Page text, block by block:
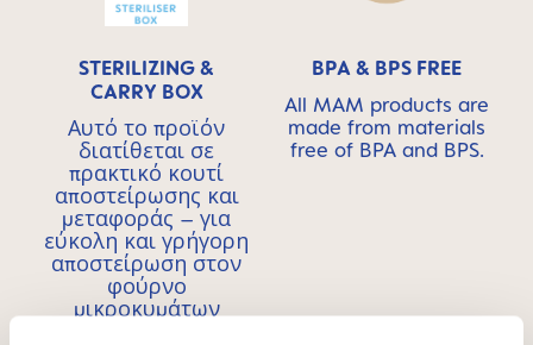
STERILIZING &
CARRY BOX
Αυτό το προϊόν
διατίθεται σε
πρακτικό κουτί
αποστείρωσης και
μεταφοράς – για
εύκολη και γρήγορη
αποστείρωση στον
φούρνο
μικροκυμάτων
BPA & BPS FREE
All MAM products are
made from materials
free of BPA and BPS.